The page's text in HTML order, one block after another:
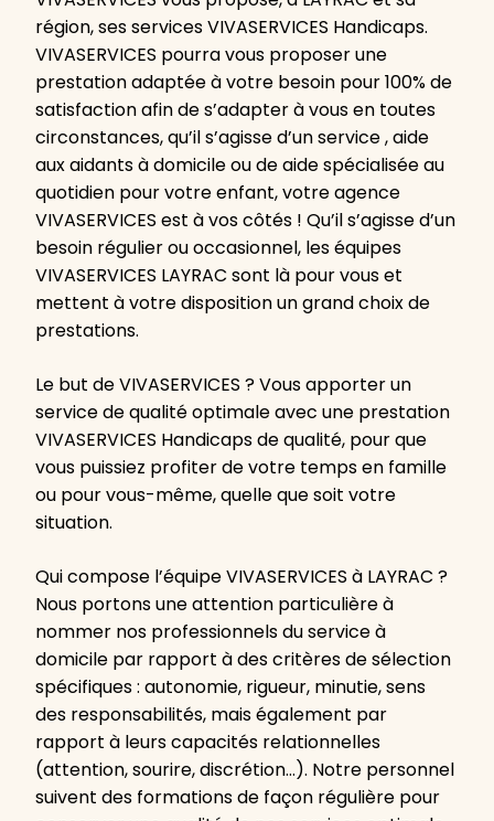
région, ses services VIVASERVICES Handicaps.
VIVASERVICES pourra vous proposer une
prestation adaptée à votre besoin pour 100% de
satisfaction afin de s’adapter à vous en toutes
circonstances, qu’il s’agisse d’un service , aide
aux aidants à domicile ou de aide spécialisée au
quotidien pour votre enfant, votre agence
VIVASERVICES est à vos côtés ! Qu’il s’agisse d’un
besoin régulier ou occasionnel, les équipes
VIVASERVICES LAYRAC sont là pour vous et
mettent à votre disposition un grand choix de
prestations.
Le but de VIVASERVICES ? Vous apporter un
service de qualité optimale avec une prestation
VIVASERVICES Handicaps de qualité, pour que
vous puissiez profiter de votre temps en famille
ou pour vous-même, quelle que soit votre
situation.
Qui compose l’équipe VIVASERVICES à LAYRAC ?
Nous portons une attention particulière à
nommer nos professionnels du service à
domicile par rapport à des critères de sélection
spécifiques : autonomie, rigueur, minutie, sens
des responsabilités, mais également par
rapport à leurs capacités relationnelles
(attention, sourire, discrétion…). Notre personnel
suivent des formations de façon régulière pour